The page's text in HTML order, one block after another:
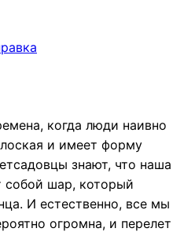
когда люди наивно
и имеет форму
знают, что наша
собой шар, который
И естественно, все мы
огромна, и перелет